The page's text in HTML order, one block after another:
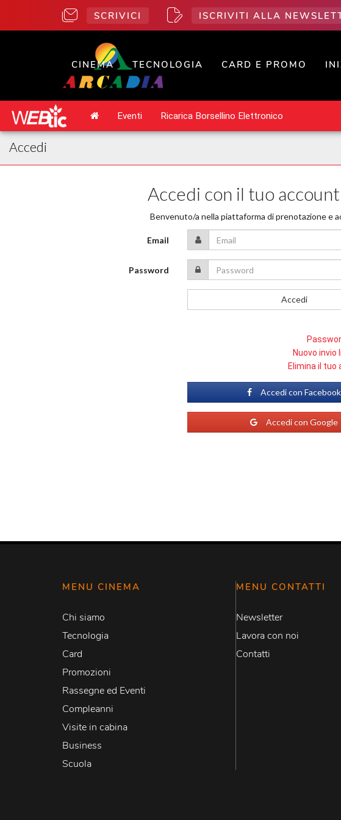
SCRIVICI ISCRIVITI ALLA
CINEMA TECNOLOGIA CARD E PROMO
MENU CINEMA
Chi siamo
Tecnologia
Card
Promozioni
Rassegne ed Eventi
Compleanni
Visite in cabina
Business
Scuola
MENU CONTATTI
Newsletter
Lavora con noi
Contatti